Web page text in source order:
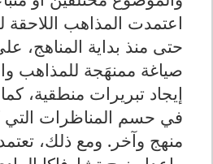
اعتمدت المذاهب اللاحقة
حتى منذ بداية المناهج،
صياغة ممنهَجة للمذاهب
إيجاد تبريرات منطقية،
في حسم المناظرات التي
منهج وآخر. ومع ذلك، تعتمد